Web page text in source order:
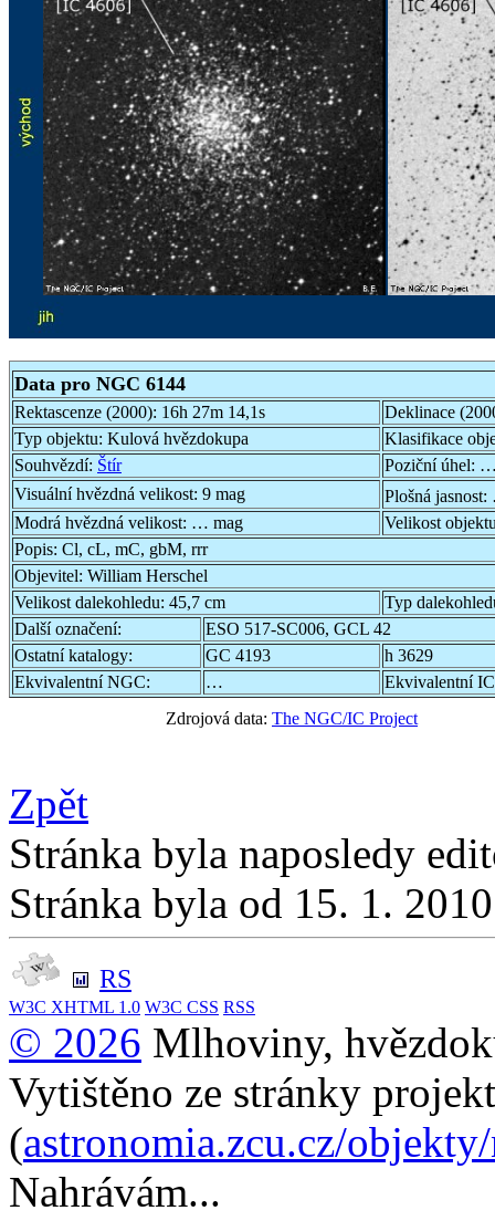
Data pro NGC 6144
Rektascenze (2000): 16h 27m 14,1s
Deklinace
Typ objektu: Kulová hvězdokupa
Klasifikace
Souhvězdí: Štír Poziční úhel: …
Visuální hvězdná velikost: 9 mag Plošná jasnost:
Modrá hvězdná velikost: … mag
Velikost
Popis: Cl, cL, mC, gbM, rrr
Objevitel: William Herschel
Velikost dalekohledu: 45,7 cm
Typ
Další označení:
ESO 517-SC006, GCL 42
Ostatní katalogy:
GC 4193
h 3629
Ekvivalentní NGC:
…
Ekvivalentní
Zdrojová data: The NGC/IC Project
Zpět
Stránka byla naposledy
Stránka byla od 15. 1.
RS
W3C XHTML 1.0 W3C CSS RSS
© 2026 Mlhoviny,
Vytištěno ze stránky
(astronomia.zcu.cz/
Nahrávám...